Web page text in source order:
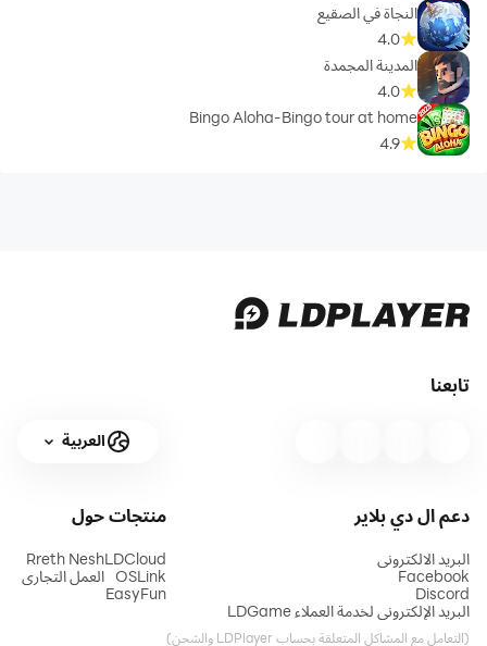
النجاة في الصقيع
4.0
المدينة المجمدة
4.0
Bingo Aloha-Bingo tour at home
4.9
تابعنا
العربية
دعم ال دي بلاير
البريد الالكتروني
Facebook
Discord
البريد الإلكتروني لخدمة العملاء LDGame
(التعامل مع المشاكل المتعلقة بحساب LDPlayer والشحن)
منتجات
LDCloud
OSLink
EasyFun
حول
Rreth Nesh
العمل التجاري